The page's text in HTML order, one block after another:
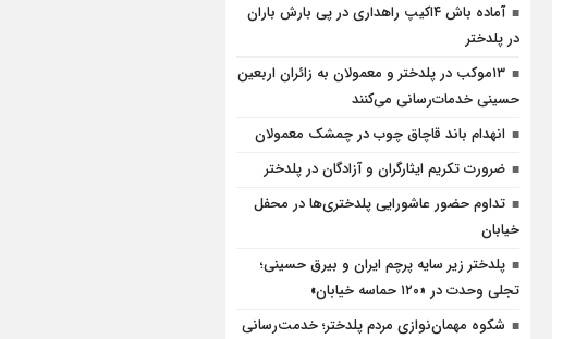
آماده باش ۴‌اکیپ راهداری در پی بارش باران
در پلدختر
۱۳موکب در پلدختر و معمولان به زائران اربعین
حسینی خدمات‌رسانی می‌کنند
انهدام باند قاچاق چوب در چمشک معمولان
ضرورت تکریم ایثارگران و آزادگان در پلدختر
تداوم حضور عاشورایی پلدختری‌ها در محفل
خیابان
پلدختر زیر سایه پرچم ایران و بیرق حسینی؛
تجلی وحدت در «۱۲۰ حماسه خیابان»
شکوه مهمان‌نوازی مردم پلدختر؛ خدمت‌رسانی